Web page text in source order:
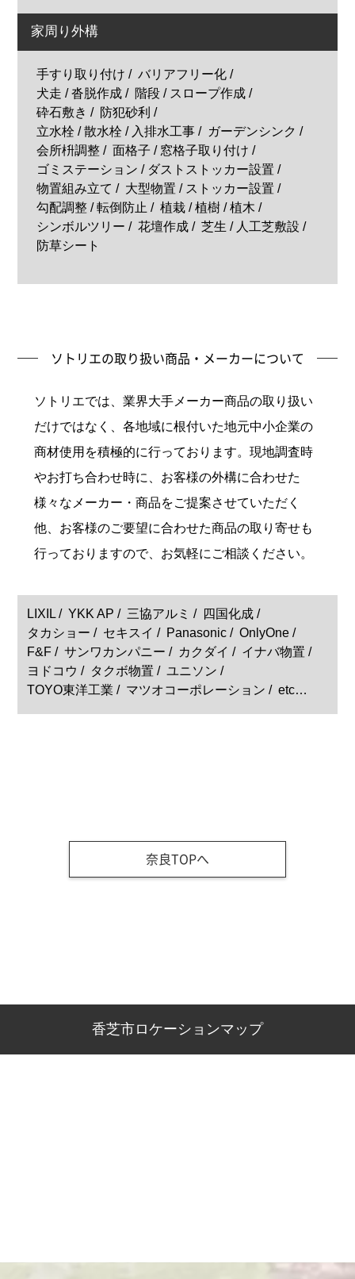
家周り外構
手すり取り付け
バリアフリー化
犬走 / 沓脱作成
階段 / スロープ作成
砕石敷き
防犯砂利
立水栓 / 散水栓 / 入排水工事
ガーデンシンク
会所枡調整
面格子 / 窓格子取り付け
ゴミステーション / ダストストッカー設置
物置組み立て
大型物置 / ストッカー設置
勾配調整 / 転倒防止
植栽 / 植樹 / 植木
シンボルツリー
花壇作成
芝生 / 人工芝敷設
防草シート
ソトリエの取り扱い商品・メーカーについて
ソトリエでは、業界大手メーカー商品の取り扱い
だけではなく、各地域に根付いた地元中小企業の
商材使用を積極的に行っております。現地調査時
やお打ち合わせ時に、お客様の外構に合わせた
様々なメーカー・商品をご提案させていただく
他、お客様のご要望に合わせた商品の取り寄せも
行っておりますので、お気軽にご相談ください。
LIXIL YKK AP 三協アルミ
四国化成
タカショー
セキスイ Panasonic
OnlyOne
F&F
サンワカンパニー カクダイ
イナバ物置
ヨドコウ
タクボ物置
ユニソン
TOYO東洋工業
マツオコーポレーション etc…
奈良TOPへ
香芝市ロケーションマップ